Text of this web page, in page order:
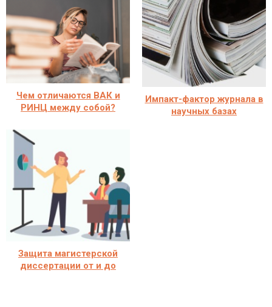
Чем отличаются ВАК и
РИНЦ между собой?
Импакт-фактор журнала в
научных базах
Защита магистерской
диссертации от и до